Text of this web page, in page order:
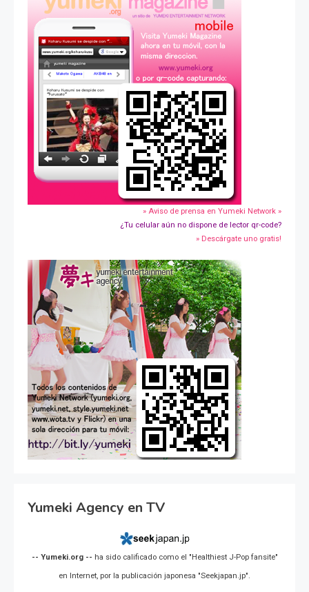
» Aviso de prensa en Yumeki Network »
¿Tu celular aún no dispone de lector qr-code?
» Descárgate uno gratis!
Yumeki Agency en TV
-- Yumeki.org -- ha sido calificado como el "Healthiest J-Pop fansite"
en Internet, por la publicación japonesa "Seekjapan.jp".